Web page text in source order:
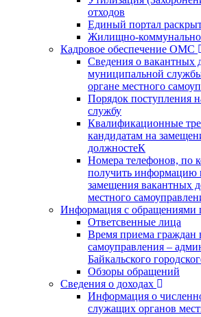
отходов
Единый портал
Жилищно-
Кадровое обеспечение ОМС
Сведения о вакантных
муниципальной
органе местного
Порядок поступления
службу
Квалификационные
кандидатам на
должностеК
Номера телефонов, по
получить информацию
замещения вакантных
местного
Информация с обращениями
Ответсвенные лица
Время приема граждан
самоуправления –
Байкальского
Обзоры обращений
Сведения о доходах
Информация о
служащих органов